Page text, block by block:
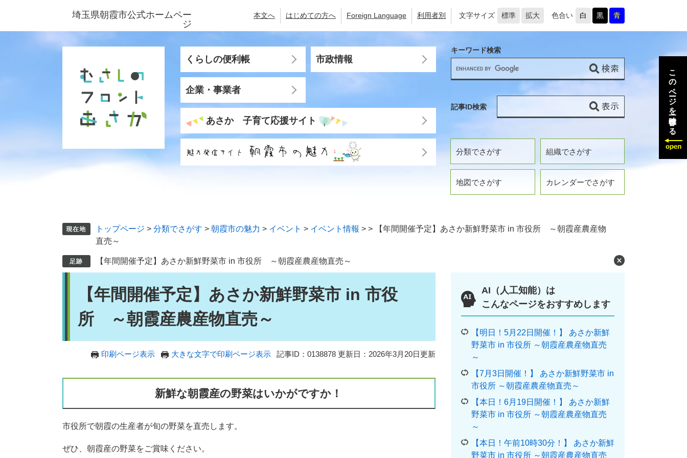
ジ
ュ
埼玉県朝霞市公式ホームペー
ジ
本文へ はじめての方へ Foreign Language 利用者別 文字サイズ 標準 拡大 色合い 白 黒 青
くらしの便利帳 市政情報
企業・事業者
あさか 子育て応援サイト
分類でさがす 組織でさがす
地図でさがす カレンダーでさがす
キーワード検索
記事ID検索
トップページ > 分類でさがす > 朝霞市の魅力 > イベント > イベント情報 > >
【年間開催予定】あさか新鮮野菜市 in 市役所 ～朝霞産農産物
直売～
【年間開催予定】あさか新鮮野菜市 in 市役所 ～朝霞産農産物直売～
【年間開催予定】あさか新鮮野菜市 in 市役
所 ～朝霞産農産物直売～
印刷ページ表示 大きな文字で印刷ページ表示 記事ID：0138878 更新日：2026年3月20日更新
新鮮な朝霞産の野菜はいかがですか！
市役所で朝霞の生産者が旬の野菜を直売します。
ぜひ、朝霞産の野菜をご賞味ください。
AI（人工知能）は
こんなページをおすすめします
【明日！5月22日開催！】 あさか新鮮
野菜市 in 市役所 ～朝霞産農産物直売
～
【7月3日開催！】 あさか新鮮野菜市 in
市役所 ～朝霞産農産物直売～
【本日！6月19日開催！】 あさか新鮮
野菜市 in 市役所 ～朝霞産農産物直売
～
【本日！午前10時30分！】 あさか新鮮
野菜市 in 市役所 ～朝霞産農産物直売
このページを一時保存する